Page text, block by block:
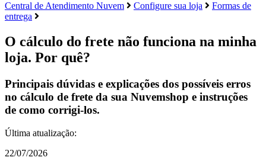
Central de Atendimento Nuvem Configure sua loja
Formas de
entrega
O cálculo do frete não funciona na minha
loja. Por quê?
Principais dúvidas e explicações dos possíveis erros
no cálculo de frete da sua Nuvemshop e instruções
de como corrigi-los.
Última atualização:
22/07/2026